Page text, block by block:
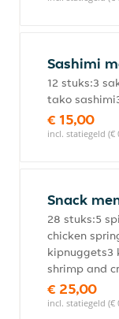
Sashimi
12 stuks:3
tako
€ 15,00
incl. statiegeld (€
Snack
28 stuks:5
chicken
kipnuggets3
shrimp and
€ 25,00
incl. statiegeld (€